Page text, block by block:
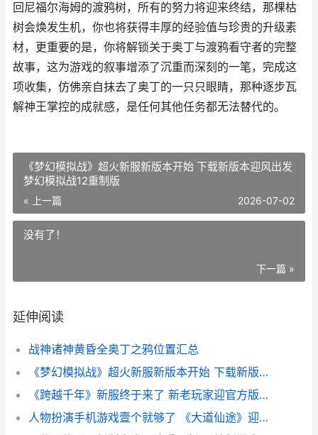
回尼福尔海姆的渡鸦树，所有的努力将迎来终结，那棵枯
树会焕发生机，你也将获得丰厚的经验值与珍贵的升级素
材，更重要的是，你将解锁关于奥丁与渡鸦看守者的完整
故事，这为游戏的叙事增添了沉重而深刻的一笔，完成这
项收集，仿佛亲自抹去了奥丁的一只只眼睛，那种逐步瓦
解神王掌控的成就感，是任何其他任务都无法替代的。
《梦幻模拟战》超火新服新版本开始 下载新版本迎风出发
梦幻模拟战12重制版
« 上一篇 2026-07-02
没有了！
下一篇 »
延伸阅读
战神诸神黄昏全奥丁之鸦位置汇总
《梦幻模拟战》超火新服新版本开始 下载新版本迎风出发 梦幻模拟战12重制版
《跨越千年》新服终于来了 新老玩家迎官方版共享多重礼包 跨越千年的对话是什么节目
人物扮演手机游戏壹个就够了 《大道仙途》迎官方版紧急加开新服 人物扮演手机游戏